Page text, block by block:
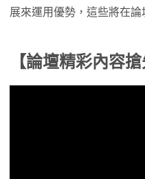
展來運用優勢，這些將在論
【論壇精彩內容搶